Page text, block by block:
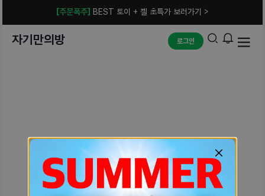
[주문폭주] BEST 토이 + 젤 초특가 보러가기 >
자기만의방 로그인
예상치 못한 에러입니다.